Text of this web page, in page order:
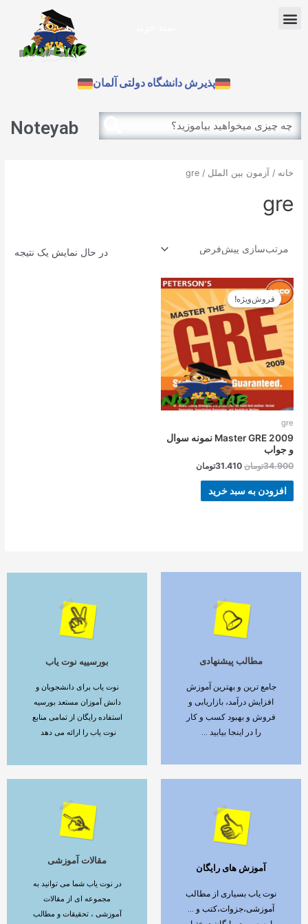
Menu
پذیرش دانشگاه دولتی آلمان
Search
Search
Noteyab
خانه / آزمون بین الملل / gre
gre
در حال نمایش یک نتیجه
فروش‌ویژه!
gre
Master GRE 2009 نمونه سوال
و جواب
34.900تومان
اصلی
34.900تومان
بود.
31.410تومان
قیمت
فعلی
31.410تومان
است.
افزودن به سبد خرید
مطالب پیشنهادی
جامع ترین و بهترین آموزش
افزایش درآمد، بازاریابی و
فروش و بهبود کسب و کار
را در اینجا بیابید ...
ادامه مطلب بورسییه نوت یاب
نوت یاب برای دانشجویان و
دانش آموزان مستعد بورسیه
استفاده رایگان از تمامی منابع
نوت یاب را ارائه می دهد
ادامه مطلب
آموزش های رایگان
نوت یاب بسیاری از مطالب
آموزشی،جزوات،کتب و ...
ادامه مطلب
مقالات آموزشی
در نوت یاب شما می توانید به
مجموعه ای از مقالات
آموزشی ، تحقیقات و مطالب